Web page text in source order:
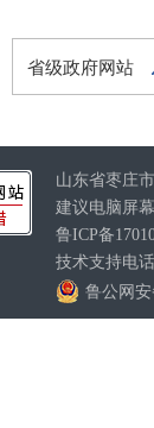
省级政府网站
山东省枣庄
建议电脑屏
鲁ICP备
技术支持电话
鲁公网安